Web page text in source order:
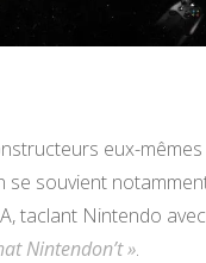
eux-
se souvient
taclant Nintendo
Nintendon’t ».